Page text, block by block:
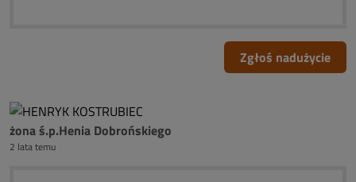
Zgłoś nadużycie
żona ś.p.Henia Dobrońskiego
2 lata temu